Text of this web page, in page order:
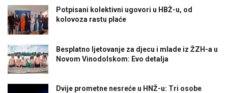
Potpisani kolektivni ugovori u HBŽ-u, od
kolovoza rastu plaće
Besplatno ljetovanje za djecu i mlade iz ŽZH-a u
Novom Vinodolskom: Evo detalja
Dvije prometne nesreće u HNŽ-u: Tri osobe